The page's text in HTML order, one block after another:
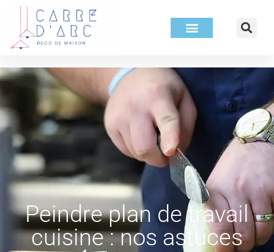
Peindre plan de travail
cuisine : nos astuces